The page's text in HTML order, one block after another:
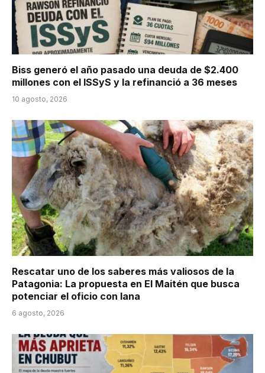
Biss generó el año pasado una deuda de $2.400
millones con el ISSyS y la refinanció a 36 meses
10 agosto, 2026
Rescatar uno de los saberes más valiosos de la
Patagonia: La propuesta en El Maitén que busca
potenciar el oficio con lana
6 agosto, 2026